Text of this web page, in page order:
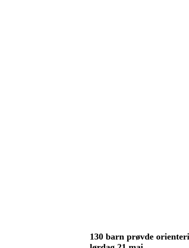
130 barn prøvde